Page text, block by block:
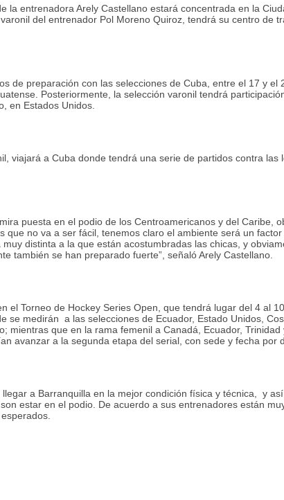
la entrenadora Arely Castellano estará concentrada en la
del entrenador Pol Moreno Quiroz, tendrá su centro de
de preparación con las selecciones de Cuba, entre el 17 y el
Posteriormente, la selección varonil tendrá
en Estados Unidos.
viajará a Cuba donde tendrá una serie de partidos contra las
puesta en el podio de los Centroamericanos y del Caribe,
que no va a ser fácil, tenemos claro el ambiente será un factor
distinta a la que están acostumbradas las chicas, y
también se han preparado fuerte”, señaló Arely Castellano.
el Torneo de Hockey Series Open, que tendrá lugar del 4 al
se medirán a las selecciones de Ecuador, Estado Unidos,
mientras que en la rama femenil a Canadá, Ecuador, Trinidad
avanzar a la segunda etapa del serial, con sede y fecha por
a Barranquilla en la mejor condición física y técnica, y
estar en el podio. De acuerdo a sus entrenadores están